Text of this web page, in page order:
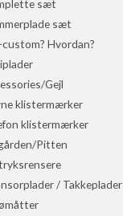
sæt
sæt
custom? Hvordan?
Gejl
klistermærker
klistermærker
Pitten
/ Takkeplader